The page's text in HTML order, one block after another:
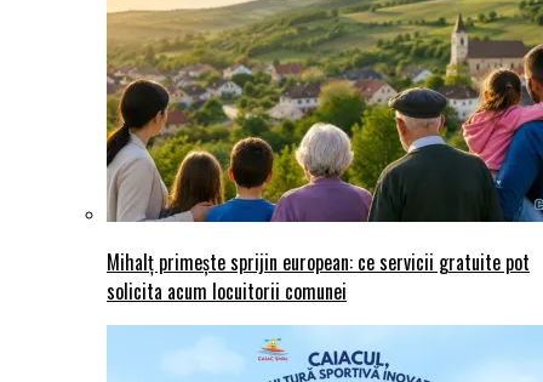
Mihalț primește sprijin european: ce servicii gratuite pot
solicita acum locuitorii comunei